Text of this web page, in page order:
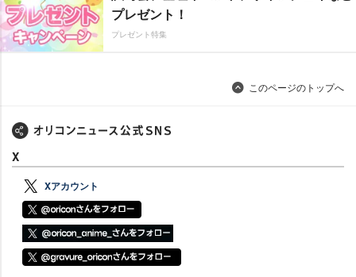
プレゼント！
プレゼント特集
このページのトップへ
X
Xアカウント